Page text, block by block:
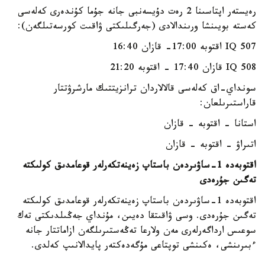
رەيستەر اپتاسىنا 2 رەت دۇيسەنبى جانە جۇما كۇندەرى كەلەسى
كەستە بويىنشا ورىندالادى (جەرگىلىكتى ۋاقىت كورسەتىلگەن):
IQ 507 اقتوبە 17:00- قازان 16:40
IQ 508 قازان 17:40 - اقتوبە 21:20
سونداي-اق كەلەسى قالالاردان ترانزيتتىك مارشرۋتتار
قاراستىرىلعان:
استانا - اقتوبە - قازان
اتىراۋ - اقتوبە - قازان
اقتوبەدە 1-ساۋىردەن باستاپ زەينەتكەرلەر قوعامدىق كولىكتە
تەگىن جۇرەدى
اقتوبەدە 1-ساۋىردەن باستاپ زەينەتكەرلەر قوعامدىق كولىكتە
تەگىن جۇرەدى. وسى ۋاقىتقا دەيىن، مۇنداي جەڭىلدىكتى تەك
سوعىس ارداگەرلەرى مەن ولارعا تەڭەستىرىلگەن ازاماتتار جانە
ءبىرىنشى، ەكىنشى توپتاعى مۇگەدەكتەر پايدالانىپ كەلدى.